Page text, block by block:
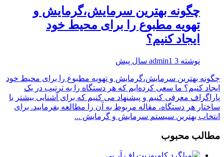
چگونه بهترین سرمایش،گرمایش و
تهویه مطبوع را برای محیط خود
ایجاد کنیم؟
نوشته admin1 3 سال پیش
چگونه بهترین سرمایش،گرمایش و تهویه مطبوع را برای محیط خود
ایجاد کنیم؟ ما سعی کرده‌ایم که هر دستگاه را به ترتیب در یک
پاراگراف معرفی کنیم و پیشنهاد می کنیم که برای آشنایی بیشتر با
ساختار هر دستگاه، مقاله مربوط به آن را مطالعه بفرمایید. برای
انتخاب بهترین سیستم سرمایش و گرمایش ...
مطالب محبوب